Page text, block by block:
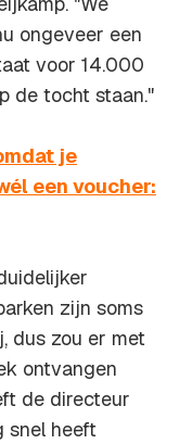
ongeveer een
voor 14.000
de tocht staan."
je
een voucher:
zijn soms
dus zou er met
ontvangen
de directeur
snel heeft